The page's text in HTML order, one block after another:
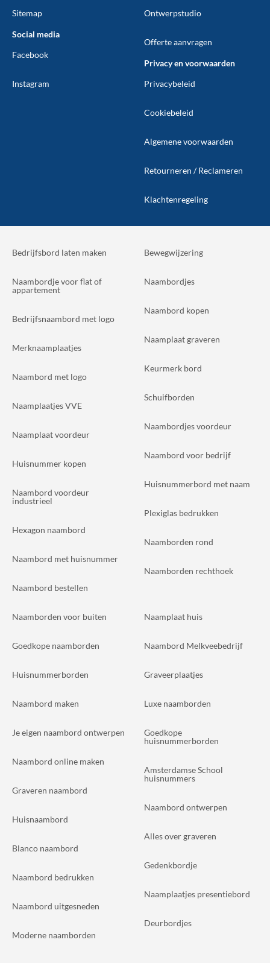
Sitemap
Social media
Facebook
Instagram
Ontwerpstudio
Offerte aanvragen
Privacy en voorwaarden
Privacybeleid
Cookiebeleid
Algemene voorwaarden
Retourneren / Reclameren
Klachtenregeling
Bedrijfsbord laten maken
Naambordje voor flat of
appartement
Bedrijfsnaambord met logo
Merknaamplaatjes
Naambord met logo
Naamplaatjes VVE
Naamplaat voordeur
Huisnummer kopen
Naambord voordeur
industrieel
Hexagon naambord
Naambord met huisnummer
Naambord bestellen
Bewegwijzering
Naambordjes
Naambord kopen
Naamplaat graveren
Keurmerk bord
Schuifborden
Naambordjes voordeur
Naambord voor bedrijf
Huisnummerbord met naam
Plexiglas bedrukken
Naamborden rond
Naamborden rechthoek
Naamborden voor buiten
Goedkope naamborden
Huisnummerborden
Naambord maken
Je eigen naambord ontwerpen
Naambord online maken
Graveren naambord
Huisnaambord
Blanco naambord
Naambord bedrukken
Naambord uitgesneden
Moderne naamborden
Naamplaat huis
Naambord Melkveebedrijf
Graveerplaatjes
Luxe naamborden
Goedkope
huisnummerborden
Amsterdamse School
huisnummers
Naambord ontwerpen
Alles over graveren
Gedenkbordje
Naamplaatjes presentiebord
Deurbordjes